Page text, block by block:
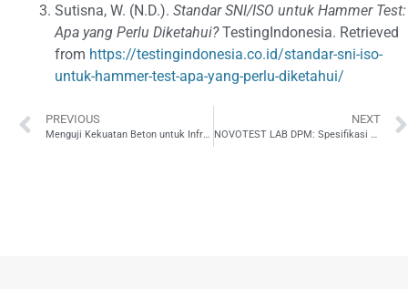
Sutisna, W. (N.D.). Standar SNI/ISO untuk Hammer Test:
Apa yang Perlu Diketahui?TestingIndonesia. Retrieved
from https://testingindonesia.co.id/standar-sni-iso-
untuk-hammer-test-apa-yang-perlu-diketahui/
PREVIOUS
Menguji Kekuatan Beton untuk Infrastruktur BBM dan LPG yang Aman
NEXT
NOVOTEST LAB DPM: Spesifikasi Dew Point Meter untuk Monitoring Kondisi Pengecatan